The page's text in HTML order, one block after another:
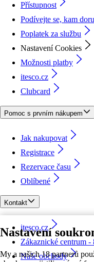
Nastavení
My a našich 18 partnerů
Přístupnost
Podívejte se, kam
Poplatek za službu
Nastavení Cookies
Možnosti platby
itesco.cz
Clubcard
Pomoc s prvním nákupem
Jak nakupovat
Registrace
Rezervace času
Oblíbené
Kontakt
itesco.cz
Zákaznické centrum -
Naše obchody